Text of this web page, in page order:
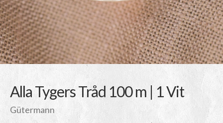
Alla Tygers Tråd 100 m | 1 Vit
Gütermann